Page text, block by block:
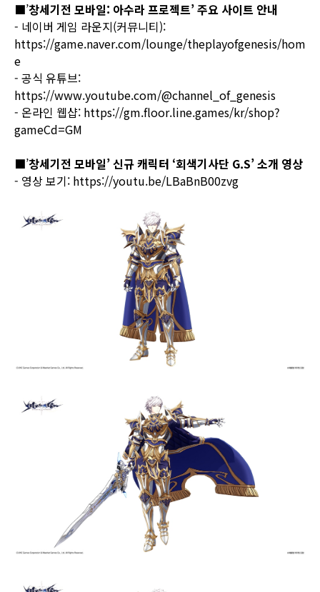
■’창세기전 모바일: 아수라 프로젝트’ 주요 사이트 안내
- 네이버 게임 라운지(커뮤니티):
https://game.naver.com/lounge/theplayofgenesis/hom
e
- 공식 유튜브:
https://www.youtube.com/@channel_of_genesis
- 온라인 웹샵: https://gm.floor.line.games/kr/shop?
gameCd=GM
■’창세기전 모바일’ 신규 캐릭터 ‘회색기사단 G.S’ 소개 영상
- 영상 보기: https://youtu.be/LBaBnB00zvg